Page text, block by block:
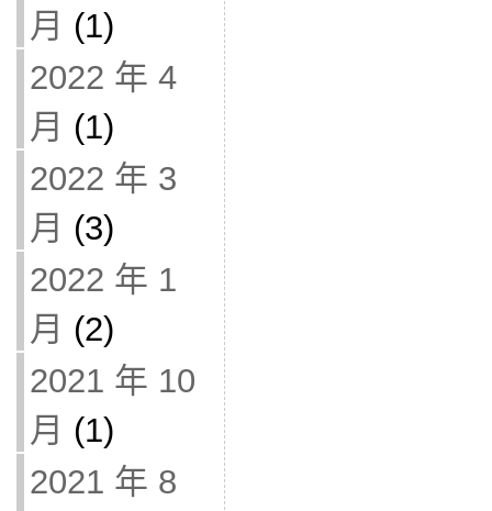
月 (1)
2022 年 4
月 (1)
2022 年 3
月 (3)
2022 年 1
月 (2)
2021 年 10
月 (1)
2021 年 8